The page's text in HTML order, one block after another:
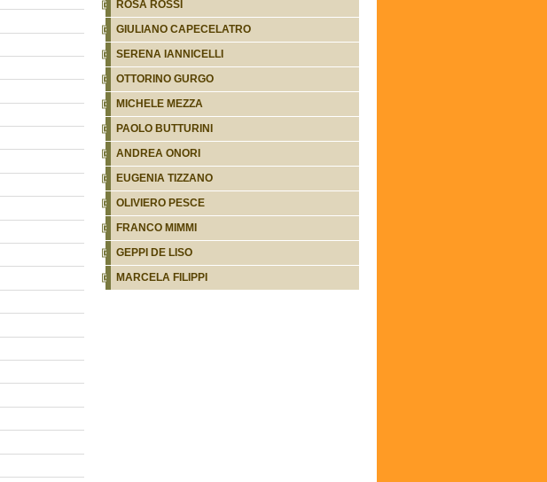
ROSA ROSSI
GIULIANO CAPECELATRO
SERENA IANNICELLI
OTTORINO GURGO
MICHELE MEZZA
PAOLO BUTTURINI
ANDREA ONORI
EUGENIA TIZZANO
OLIVIERO PESCE
FRANCO MIMMI
GEPPI DE LISO
MARCELA FILIPPI